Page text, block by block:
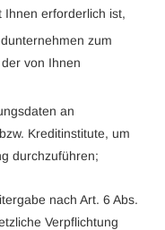
Ihnen erforderlich ist,
zum
von Ihnen
an
Kreditinstitute, um
durchzuführen;
nach Art. 6 Abs.
Verpflichtung